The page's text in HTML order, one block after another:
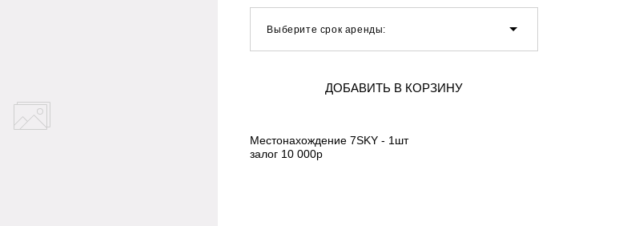
Выберите срок аренды:
ДОБАВИТЬ В КОРЗИНУ
Местонахождение 7SKY - 1шт
залог 10 000р